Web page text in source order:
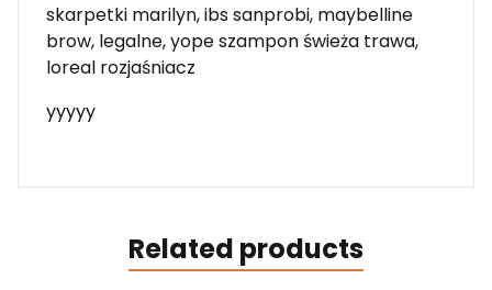
skarpetki marilyn, ibs sanprobi, maybelline
brow, legalne, yope szampon świeża trawa,
loreal rozjaśniacz
yyyyy
Related products